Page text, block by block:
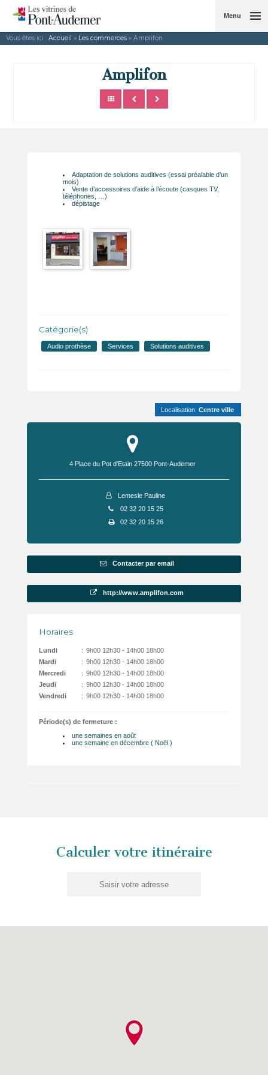
Menu
Vous êtes ici : Accueil » Les commerces » Amplifon
Amplifon
Adaptation de solutions auditives (essai préalable d’un
mois)
Vente d’accessoires d’aide à l’écoute (casques TV,
téléphones, …)
dépistage
Catégorie(s)
Audio prothèse Services Solutions auditives
Localisation Centre ville
4 Place du Pot d'Etain 27500 Pont-Audemer
Lemesle Pauline
02 32 20 15 25
02 32 20 15 26
Contacter par email
http://www.amplifon.com
Horaires
Lundi : 9h00 12h30 - 14h00 18h00
Mardi
: 9h00 12h30 - 14h00 18h00
Mercredi
: 9h00 12h30 - 14h00 18h00
Jeudi
: 9h00 12h30 - 14h00 18h00
Vendredi
: 9h00 12h30 - 14h00 18h00
Période(s) de fermeture :
une semaines en août
une semaine en décembre ( Noël )
Calculer votre itinéraire